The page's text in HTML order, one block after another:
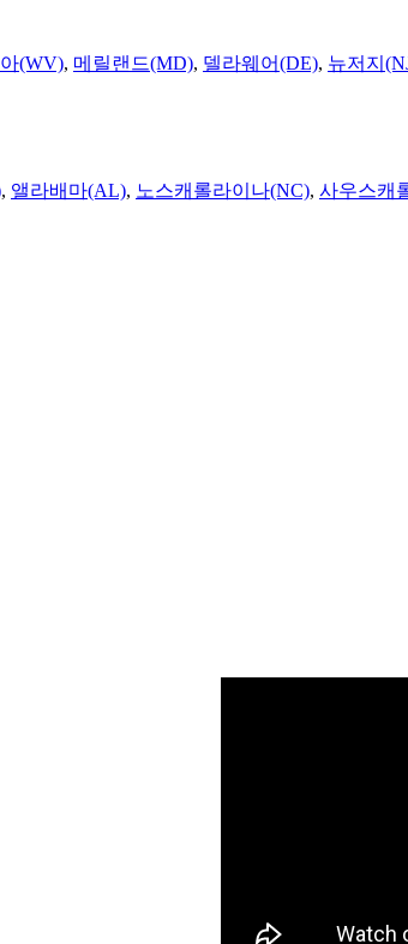
(WV), 메릴랜드(MD), 델라웨어(DE), 뉴저지
, 앨라배마(AL), 노스캐롤라이나(NC), 사우스캐